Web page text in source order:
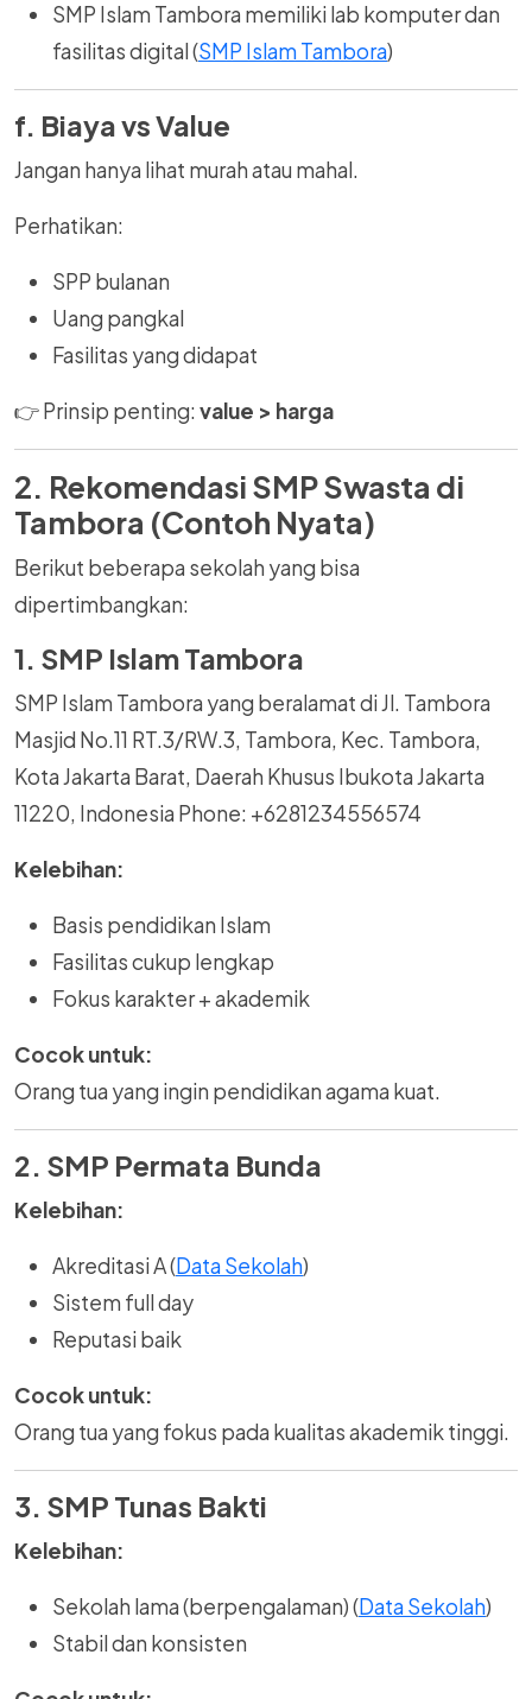
SMP Islam Tambora memiliki lab komputer dan
fasilitas digital (SMP Islam Tambora)
f. Biaya vs Value
Jangan hanya lihat murah atau mahal.
Perhatikan:
SPP bulanan
Uang pangkal
Fasilitas yang didapat
👉 Prinsip penting: value > harga
2. Rekomendasi SMP Swasta di
Tambora (Contoh Nyata)
Berikut beberapa sekolah yang bisa
dipertimbangkan:
1. SMP Islam Tambora
SMP Islam Tambora yang beralamat di Jl. Tambora
Masjid No.11 RT.3/RW.3, Tambora, Kec. Tambora,
Kota Jakarta Barat, Daerah Khusus Ibukota Jakarta
11220, Indonesia Phone: +6281234556574
Kelebihan:
Basis pendidikan Islam
Fasilitas cukup lengkap
Fokus karakter + akademik
Cocok untuk:
Orang tua yang ingin pendidikan agama kuat.
2. SMP Permata Bunda
Kelebihan:
Akreditasi A (Data Sekolah)
Sistem full day
Reputasi baik
Cocok untuk:
Orang tua yang fokus pada kualitas akademik tinggi.
3. SMP Tunas Bakti
Kelebihan:
Sekolah lama (berpengalaman) (Data Sekolah)
Stabil dan konsisten